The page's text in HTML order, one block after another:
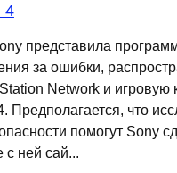
4
представила
за ошибки,
Network и игровую
Предполагается, что
помогут Sonу
с ней сай...